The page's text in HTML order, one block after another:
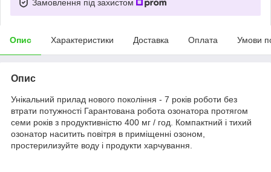
Замовлення під захистом
Опис Характеристики Доставка Оплата Умови
Опис
Унікальний прилад нового покоління - 7 років роботи без
втрати потужності Гарантована робота озонатора протягом
семи років з продуктивністю 400 мг / год. Компактний і тихий
озонатор наситить повітря в приміщенні озоном,
простерилизуйте воду і продукти харчування.